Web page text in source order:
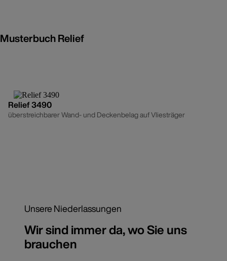
Musterbuch Relief
Relief 3490
überstreichbarer Wand- und Deckenbelag auf Vliesträger
Unsere Niederlassungen
Wir sind immer da, wo Sie uns
brauchen